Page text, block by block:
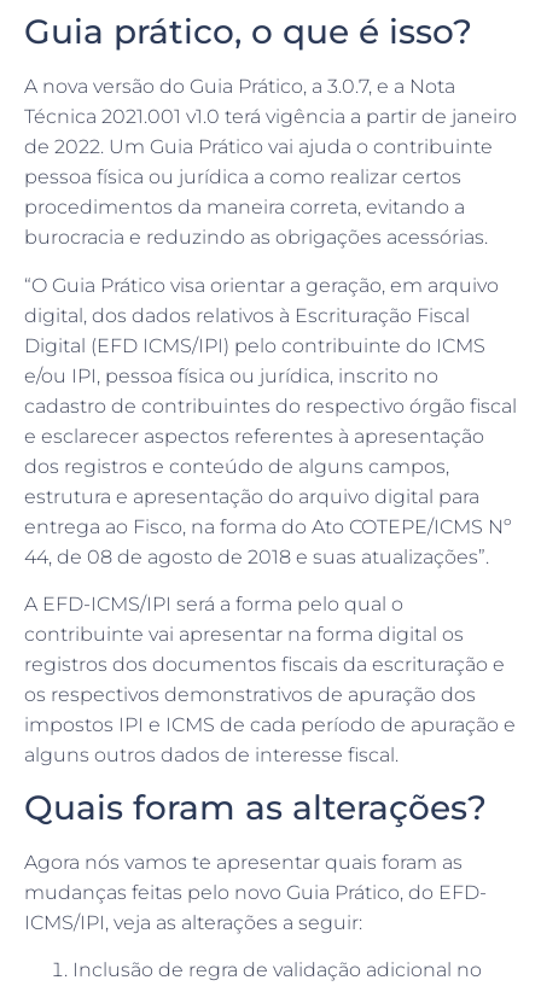
Guia prático, o que é isso?
A nova versão do Guia Prático, a 3.0.7, e a Nota
Técnica 2021.001 v1.0 terá vigência a partir de janeiro
de 2022. Um Guia Prático vai ajuda o contribuinte
pessoa física ou jurídica a como realizar certos
procedimentos da maneira correta, evitando a
burocracia e reduzindo as obrigações acessórias.
“O Guia Prático visa orientar a geração, em arquivo
digital, dos dados relativos à Escrituração Fiscal
Digital (EFD ICMS/IPI) pelo contribuinte do ICMS
e/ou IPI, pessoa física ou jurídica, inscrito no
cadastro de contribuintes do respectivo órgão fiscal
e esclarecer aspectos referentes à apresentação
dos registros e conteúdo de alguns campos,
estrutura e apresentação do arquivo digital para
entrega ao Fisco, na forma do Ato COTEPE/ICMS Nº
44, de 08 de agosto de 2018 e suas atualizações”.
A EFD-ICMS/IPI será a forma pelo qual o
contribuinte vai apresentar na forma digital os
registros dos documentos fiscais da escrituração e
os respectivos demonstrativos de apuração dos
impostos IPI e ICMS de cada período de apuração e
alguns outros dados de interesse fiscal.
Quais foram as alterações?
Agora nós vamos te apresentar quais foram as
mudanças feitas pelo novo Guia Prático, do EFD-
ICMS/IPI, veja as alterações a seguir:
Inclusão de regra de validação adicional no